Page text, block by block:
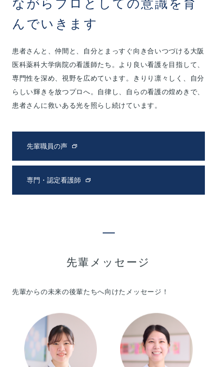
ながら プロとしての意識を育
んでいきます
患者さんと、仲間と、自分とまっすぐ向き合いつづける大阪
医科薬科大学病院の看護師たち。より良い看護を目指して、
専門性を深め、視野を広めています。きりり凛々しく、自分
らしい輝きを放つプロへ。自律し、自らの看護の煌めきで、
患者さんに救いある光を照らし続けています。
先輩職員の声
専門・認定看護師
先輩メッセージ
先輩からの未来の後輩たちへ向けたメッセージ！